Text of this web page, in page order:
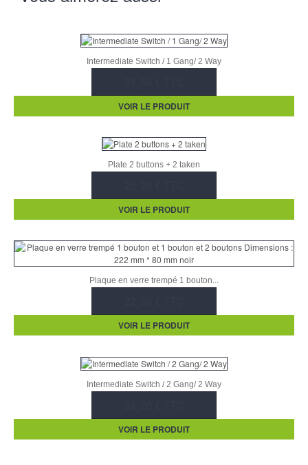
Intermediate Switch / 1 Gang/ 2 Way
VOIR LE PRODUIT
Plate 2 buttons + 2 taken
VOIR LE PRODUIT
Plaque en verre trempé 1 bouton...
VOIR LE PRODUIT
Intermediate Switch / 2 Gang/ 2 Way
VOIR LE PRODUIT